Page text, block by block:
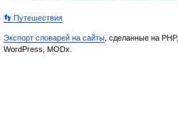
👣 Путешествия
Экспорт словарей на сайты , сделанные на PHP,
WordPress, MODx.